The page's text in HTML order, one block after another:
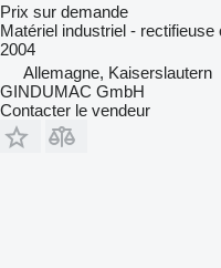
Prix sur demande
Matériel industriel - rectifieuse
2004
Allemagne, Kaiserslautern
GINDUMAC GmbH
Contacter le vendeur